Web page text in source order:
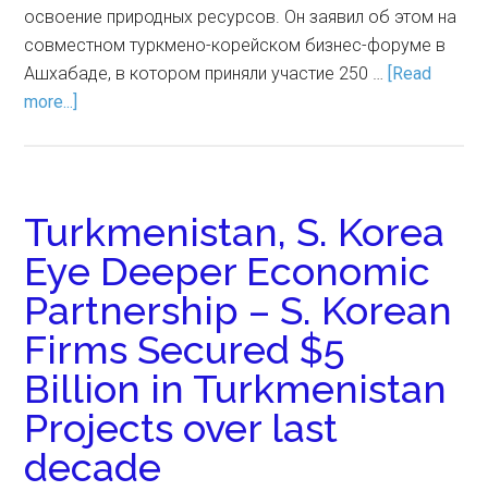
освоение природных ресурсов. Он заявил об этом на
совместном туркмено-корейском бизнес-форуме в
Ашхабаде, в котором приняли участие 250 … [Read
more...]
Turkmenistan, S. Korea
Eye Deeper Economic
Partnership – S. Korean
Firms Secured $5
Billion in Turkmenistan
Projects over last
decade